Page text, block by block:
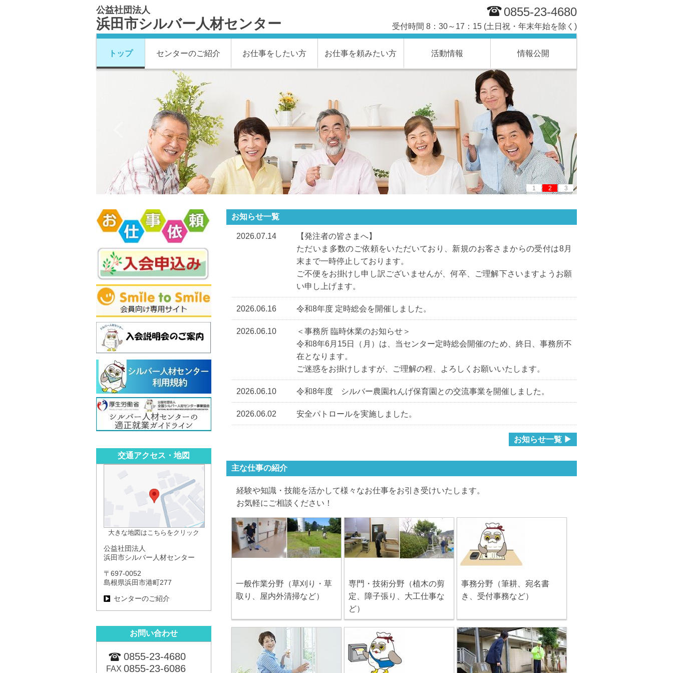
公益社団法人
浜田市シルバー人材センター
0855-23-4680
受付時間 8：30～17：15 (土日祝・年末年始を除く)
トップ センターのご紹介 お仕事をしたい方 お仕事を頼みたい方 活動情報 情報公開
1 2 3
お知らせ一覧
2026.07.14
【発注者の皆さまへ】
ただいま多数のご依頼をいただいており、新規のお客さまからの受付は8月
末まで一時停止しております。
ご不便をお掛けし申し訳ございませんが、何卒、ご理解下さいますようお願
い申し上げます。
2026.06.16 令和8年度 定時総会を開催しました。
2026.06.10
＜事務所 臨時休業のお知らせ＞
令和8年6月15日（月）は、当センター定時総会開催のため、終日、事務所不
在となります。
ご迷惑をお掛けしますが、ご理解の程、よろしくお願いいたします。
2026.06.10 令和8年度 シルバー農園れんげ保育園との交流事業を開催しました。
2026.06.02 安全パトロールを実施しました。
お知らせ一覧 ▶
主な仕事の紹介
経験や知識・技能を活かして様々なお仕事をお引き受けいたします。
お気軽にご相談ください！
一般作業分野（草刈り・草
取り、屋内外清掃など）
専門・技術分野（植木の剪
定、障子張り、大工仕事な
ど）
事務分野（筆耕、宛名書
き、受付事務など）
交通アクセス・地図
大きな地図はこちらをクリック
公益社団法人
浜田市シルバー人材センター
〒697-0052
島根県浜田市港町277
センターのご紹介
お問い合わせ
0855-23-4680
FAX 0855-23-6086